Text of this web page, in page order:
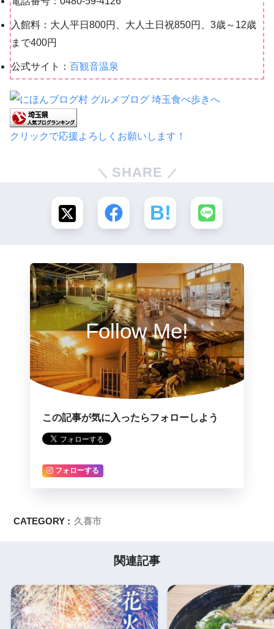
入館料：大人平日800円、大人土日祝850円、3歳～12歳
まで400円
公式サイト： 百観音温泉
クリックで応援よろしくお願いします！
SHARE
Follow Me!
この記事が気に入ったらフォローしよう
フォローする
CATEGORY : 久喜市
関連記事